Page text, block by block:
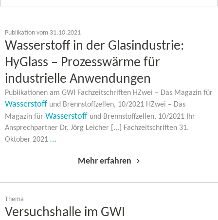
Publikation vom 31.10.2021
Wasserstoff in der Glasindustrie:
HyGlass – Prozesswärme für
industrielle Anwendungen
Publikationen am GWI Fachzeitschriften HZwei – Das Magazin für
Wasserstoff und Brennstoffzellen, 10/2021 HZwei – Das
Magazin für Wasserstoff und Brennstoffzellen, 10/2021 Ihr
Ansprechpartner Dr. Jörg Leicher [...] Fachzeitschriften 31.
Oktober 2021 …
Mehr erfahren
Thema
Versuchshalle im GWI